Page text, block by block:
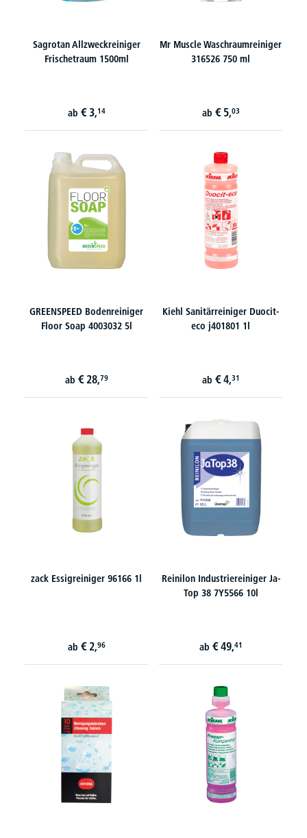
Sagrotan Allzweckreiniger
Frischetraum 1500ml
ab € 3,14
Mr Muscle Waschraumreiniger
316526 750 ml
ab € 5,03
GREENSPEED Bodenreiniger
Floor Soap 4003032 5l
ab € 28,79
Kiehl Sanitärreiniger Duocit-
eco j401801 1l
ab € 4,31
zack Essigreiniger 96166 1l
ab € 2,96
Reinilon Industriereiniger Ja-
Top 38 7Y5566 10l
ab € 49,41